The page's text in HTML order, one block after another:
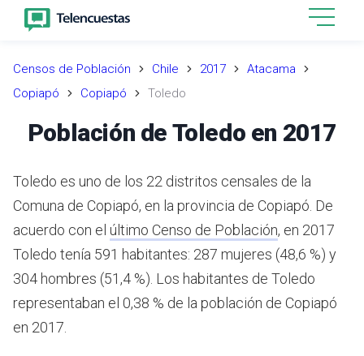
Censos de Población Chile 2017
Atacama
Copiapó
Copiapó Toledo
Población de Toledo en 2017
Toledo es uno de los 22 distritos censales de la
Comuna de Copiapó, en la provincia de Copiapó. De
acuerdo con el último Censo de Población, en 2017
Toledo tenía 591 habitantes: 287 mujeres (48,6 %) y
304 hombres (51,4 %). Los habitantes de Toledo
representaban el 0,38 % de la población de Copiapó
en 2017.